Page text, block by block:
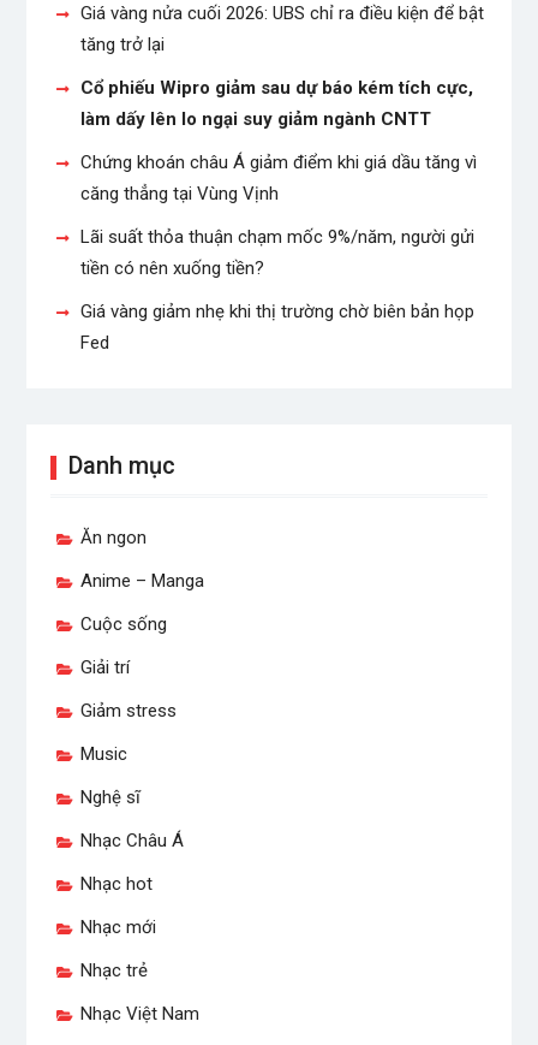
Giá vàng nửa cuối 2026: UBS chỉ ra điều kiện để bật
tăng trở lại
Cổ phiếu Wipro giảm sau dự báo kém tích cực,
làm dấy lên lo ngại suy giảm ngành CNTT
Chứng khoán châu Á giảm điểm khi giá dầu tăng vì
căng thẳng tại Vùng Vịnh
Lãi suất thỏa thuận chạm mốc 9%/năm, người gửi
tiền có nên xuống tiền?
Giá vàng giảm nhẹ khi thị trường chờ biên bản họp
Fed
Danh mục
Ăn ngon
Anime – Manga
Cuộc sống
Giải trí
Giảm stress
Music
Nghệ sĩ
Nhạc Châu Á
Nhạc hot
Nhạc mới
Nhạc trẻ
Nhạc Việt Nam